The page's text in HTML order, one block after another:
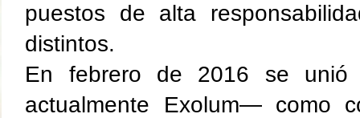
puestos de alta
distintos.
En febrero de 2016 se
actualmente Exolum— como